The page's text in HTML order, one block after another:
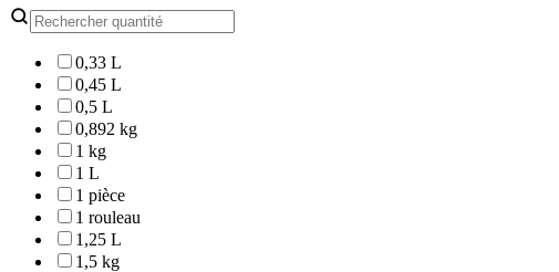
0,33 L
0,45 L
0,5 L
0,892 kg
1 kg
1 L
1 pièce
1 rouleau
1,25 L
1,5 kg